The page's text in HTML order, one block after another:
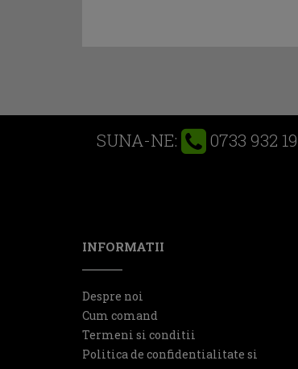
SUNA-NE: 0733 932
INFORMATII
Despre noi
Cum comand
Termeni si conditii
Politica de confidentialitate si